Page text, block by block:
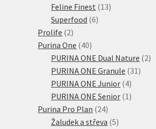
produktů
Feline Finest 1313
Superfood 66
Prolife 22
produkty
Purina One 4040
produktů
PURINA ONE Dual Nature 22
PURINA ONE Granule 31 31
PURINA ONE Junior 44
produkty
PURINA ONE Senior 1 1
Purina Pro Plan 2424
produktů
Žaludek a střeva 55